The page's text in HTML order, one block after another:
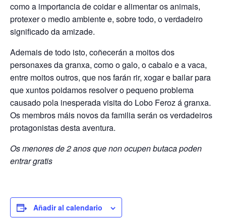
como a importancia de coidar e alimentar os animais,
protexer o medio ambiente e, sobre todo, o verdadeiro
significado da amizade.
Ademais de todo isto, coñecerán a moitos dos
personaxes da granxa, como o galo, o cabalo e a vaca,
entre moitos outros, que nos farán rir, xogar e bailar para
que xuntos poidamos resolver o pequeno problema
causado pola inesperada visita do Lobo Feroz á granxa.
Os membros máis novos da familia serán os verdadeiros
protagonistas desta aventura.
Os menores de 2 anos que non ocupen butaca poden
entrar gratis
Añadir al calendario